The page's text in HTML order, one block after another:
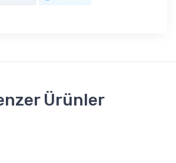
Ürünler